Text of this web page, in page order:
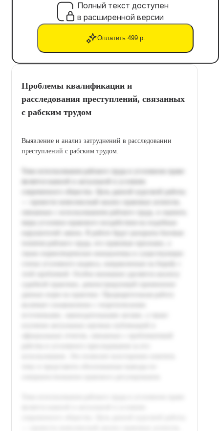
Полный текст доступен
в расширенной версии
Оплатить 499 р.
Проблемы квалификации и
расследования преступлений, связанных
с рабским трудом
Выявление и анализ затруднений в расследовании
преступлений с рабским трудом.